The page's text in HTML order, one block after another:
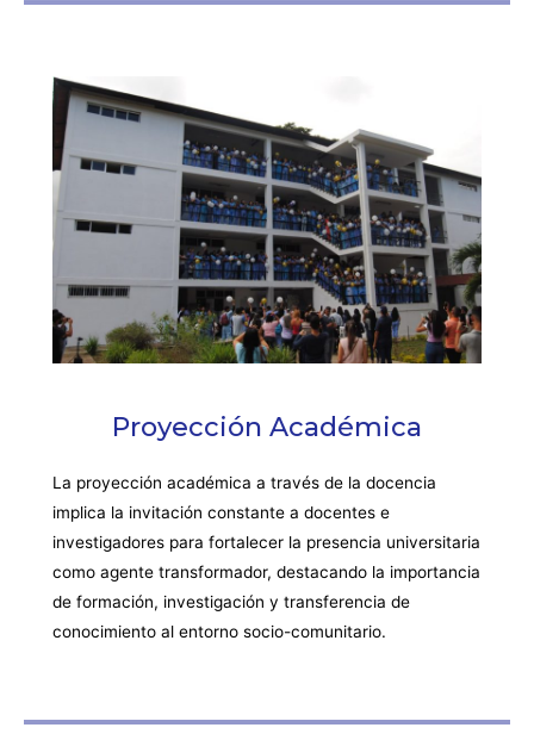
Proyección Académica
La proyección académica a través de la docencia
implica la invitación constante a docentes e
investigadores para fortalecer la presencia universitaria
como agente transformador, destacando la importancia
de formación, investigación y transferencia de
conocimiento al entorno socio-comunitario.